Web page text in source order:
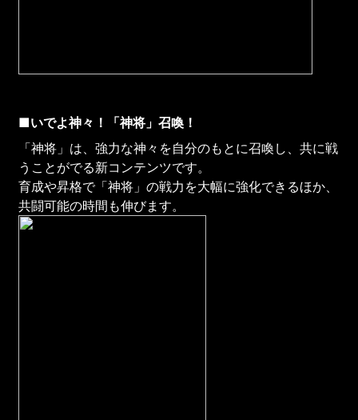
■いでよ神々！「神将」召喚！
「神将」は、強力な神々を自分のもとに召喚し、共に戦
うことがでる新コンテンツです。
育成や昇格で「神将」の戦力を大幅に強化できるほか、
共闘可能の時間も伸びます。